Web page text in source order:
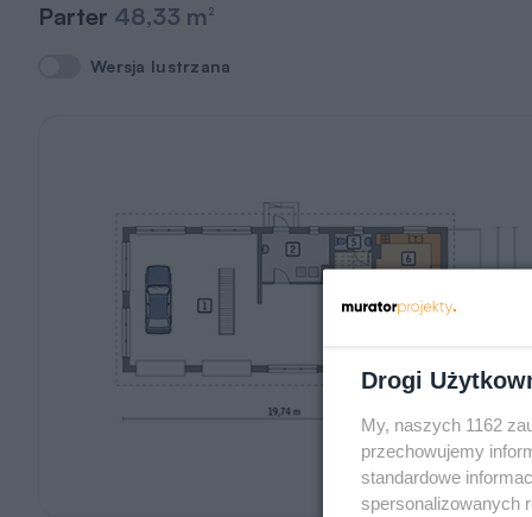
Parter 48,33 m 2
Wersja lustrzana
Wersja lustrzana
Drogi
My, naszych 1162
przechowujemy
standardowe
spersonalizowanych